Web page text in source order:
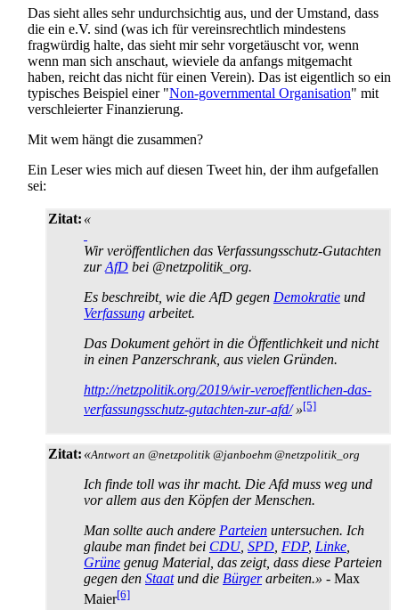
Das sieht alles sehr undurchsichtig aus, und der Umstand, dass
die ein e.V. sind (was ich für vereins­rechtlich mindestens
fragwürdig halte, das sieht mir sehr vorgetäuscht vor, wenn
wenn man sich anschaut, wieviele da anfangs mitgemacht
haben, reicht das nicht für einen Verein). Das ist eigentlich so ein
typisches Beispiel einer "Non-governmental Organisation" mit
verschleierter Finanzierung.
Mit wem hängt die zusammen?
Ein Leser wies mich auf diesen Tweet hin, der ihm aufgefallen
sei:
Zitat: «
Wir veröffentlichen das Verfassungsschutz-Gutachten
zurAfD bei @netzpolitik_org.
Es beschreibt, wie die AfD gegen Demokratie und
Verfassung arbeitet.
Das Dokument gehört in die Öffentlichkeit und nicht
in einen Panzerschrank, aus vielen Gründen.
http://netzpolitik.org/2019/wir-veroeffentlichen-das-
verfassungsschutz-gutachten-zur-afd/»[5]
Zitat: «Antwort an @netzpolitik @janboehm @netzpolitik_org
Ich finde toll was ihr macht. Die Afd muss weg und
vor allem aus den Köpfen der Menschen.
Man sollte auch andere Parteien untersuchen. Ich
glaube man findet bei CDU, SPD, FDP, Linke,
Grüne genug Material, das zeigt, dass diese Parteien
gegen den Staatund die Bürgerarbeiten.» - Max
Maier[6]